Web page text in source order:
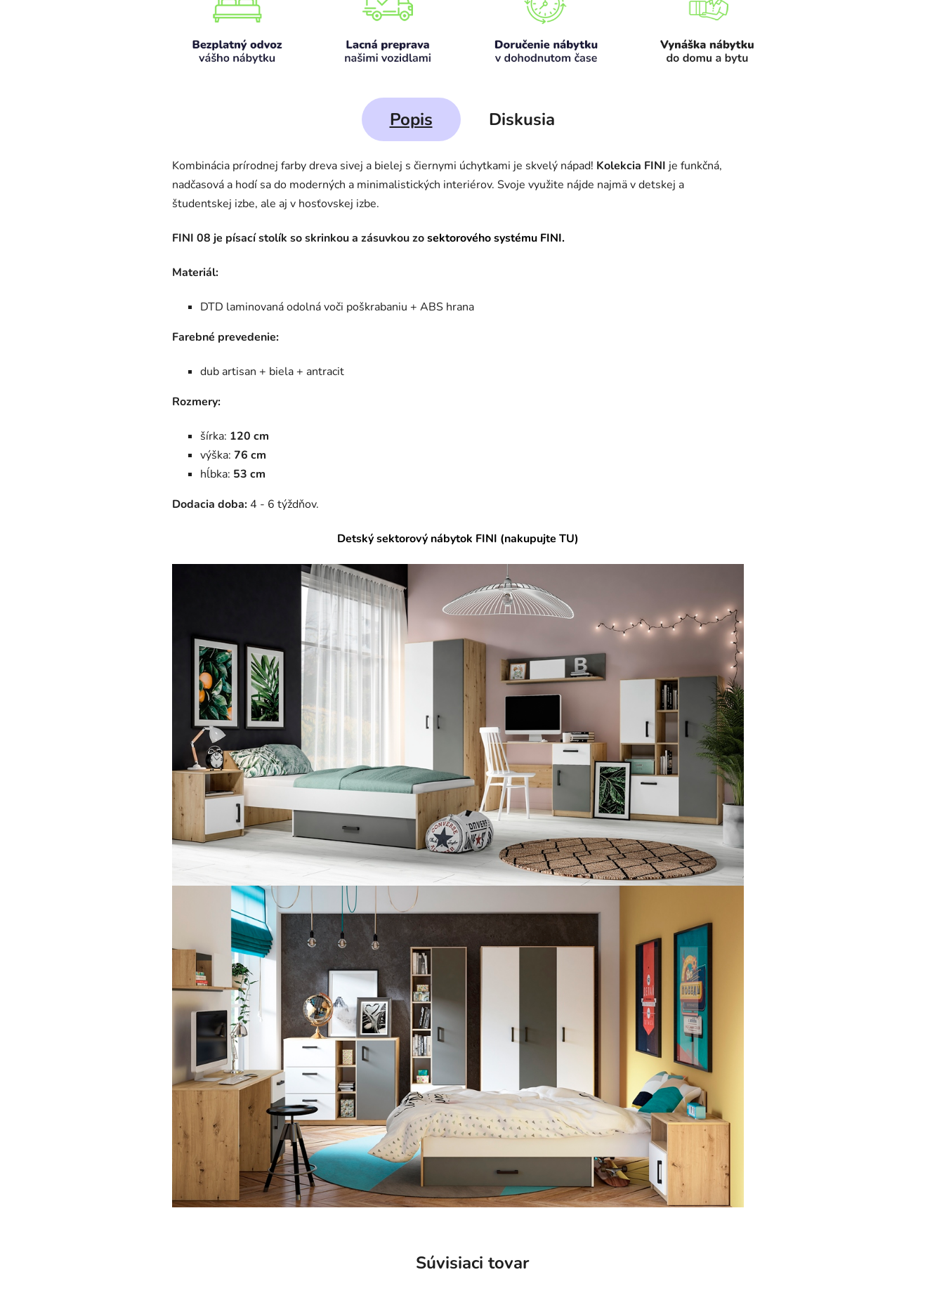
Popis Diskusia
Kombinácia prírodnej farby dreva sivej a bielej s čiernymi úchytkami je skvelý nápad! Kolekcia FINI je funkčná,
nadčasová a hodí sa do moderných a minimalistických interiérov. Svoje využite nájde najmä v detskej a
študentskej izbe, ale aj v hosťovskej izbe.
FINI 08 je písací stolík so skrinkou a zásuvkou zosektorového systému FINI.
Materiál:
DTD laminovaná odolná voči poškrabaniu + ABS hrana
Farebné prevedenie:
dub artisan + biela + antracit
Rozmery:
šírka: 120 cm
výška:76 cm
hĺbka: 53 cm
Dodacia doba: 4 - 6 týždňov.
Detský sektorový nábytok FINI (nakupujte TU)
Súvisiaci tovar